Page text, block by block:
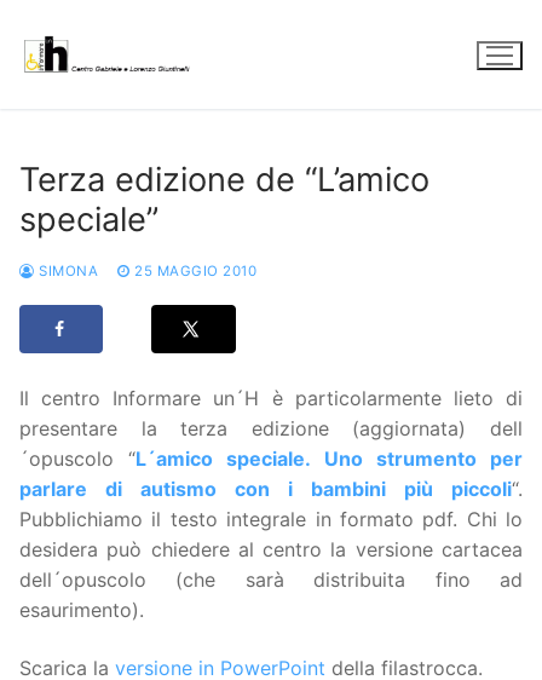
contenuto
Terza edizione de “L’amico
speciale”
SIMONA 25 MAGGIO 2010
Il centro Informare un´H è particolarmente lieto di
presentare la terza edizione (aggiornata) dell
´opuscolo “L´amico speciale. Uno strumento per
parlare di autismo con i bambini più piccoli“.
Pubblichiamo il testo integrale in formato pdf. Chi lo
desidera può chiedere al centro la versione cartacea
dell´opuscolo (che sarà distribuita fino ad
esaurimento).
Scarica la versione in PowerPoint della filastrocca.